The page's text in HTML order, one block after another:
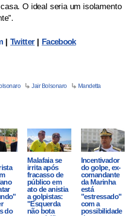
O ideal seria um isolamento
|Twitter| Facebook
Jair Bolsonaro
Mandetta
do
Malafaia se
irrita após
fracasso de
público em
ato de anistia
a golpistas:
"Esquerda
não bota
Incentivador
do golpe, ex-
comandante
da Marinha
está
"estressado"
com a
possibilidade